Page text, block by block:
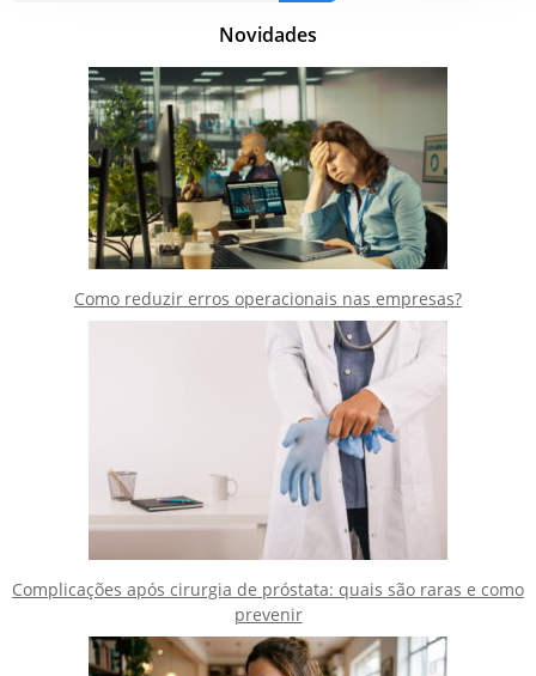
Novidades
Como reduzir erros operacionais nas empresas?
Complicações após cirurgia de próstata: quais são raras e como
prevenir